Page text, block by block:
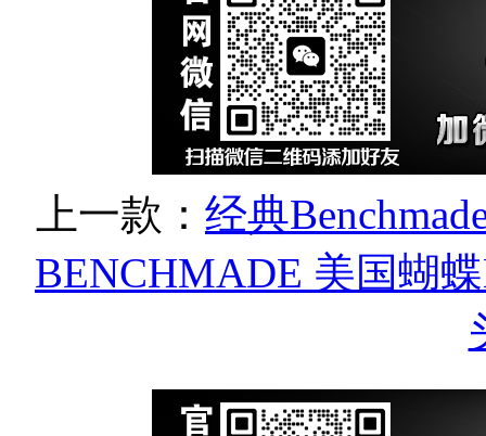
上一款： 经典
BENCHMADE 美国蝴